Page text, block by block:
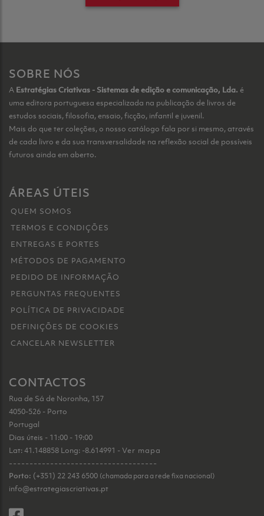
SOBRE NÓS
A Estratégias Criativas - Sistemas de edição e comunicação, Lda. é
uma editora portuguesa especializada na publicação de livros de
estudos sociais, filosofia, ensaio, ficção, infantil e juvenil.
Mais do que ter coleções, o nosso catálogo fala por si mesmo, através
de cada livro e da sua transversalidade na reflexão social de possíveis
futuros ainda em aberto.
ÁREAS ÚTEIS
QUEM SOMOS
TERMOS E CONDIÇÕES
ENTREGAS E PORTES
MÉTODOS DE PAGAMENTO
PEDIDO DE INFORMAÇÃO
PERGUNTAS FREQUENTES
POLÍTICA DE PRIVACIDADE
DEFINIÇÕES DE COOKIES
CANCELAR NEWSLETTER
CONTACTOS
Rua de Sá de Noronha, 157
4050-526 - Porto
Portugal
Dias úteis - 11:00 - 19:00
Lat: 41.148858 Long: -8.614991 -Ver mapa
------------------------------------
Porto: (+351) 22 243 6500 (chamada para a rede fixa nacional)
info@estrategiascriativas.pt